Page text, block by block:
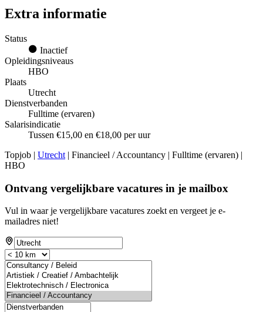
Extra informatie
Status
Inactief
Opleidingsniveaus
HBO
Plaats
Utrecht
Dienstverbanden
Fulltime (ervaren)
Salarisindicatie
Tussen €15,00 en €18,00 per uur
Topjob | Utrecht | Financieel / Accountancy | Fulltime (ervaren) |
HBO
Ontvang vergelijkbare vacatures in je mailbox
Vul in waar je vergelijkbare vacatures zoekt en vergeet je e-
mailadres niet!